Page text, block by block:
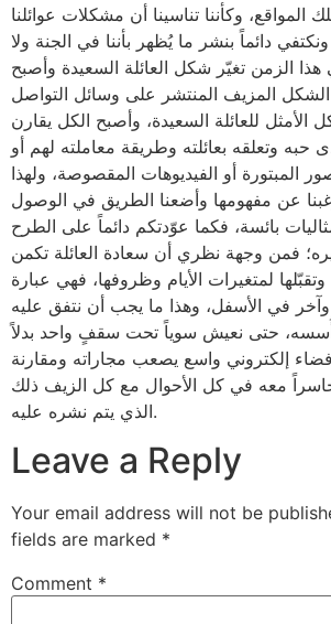
المواقع، وكأننا تناسينا أن مشكلات عوائلنا
ونكتفي دائماً بنشر ما يُظهر بأننا في الجنة ولا
الزمن تغيّر شكل العائلة السعيدة وأصبح
الشكل المزيف المنتشر على وسائل التواصل
الأمثل للعائلة السعيدة، وأصبح الكل يقارن
حبه وتعلقه بعائلته وطريقة معاملته لهم أو
المبتورة أو الفيديوهات المقصوصة، ولهذا
عن مفهومها وأضعنا الطريق في الوصول
بائسة، فكما عوّدتكم دائماً على الطرح
فمن وجهة نظري أن سعادة العائلة تكمن
لمتغيرات الأيام وظروفها، فهي عبارة
في الأسفل، وهذا ما يجب أن نتفق عليه
أُسسه، حتى نعيش سوياً تحت سقفٍ واحد بدلاً
إلكتروني واسع يصعب مجاراته ومقارنة
معه في كل الأحوال مع كل الزيف ذلك
الذي يتم نشره عليه.
Leave a Reply
Your email address will not be
fields are marked *
Comment *